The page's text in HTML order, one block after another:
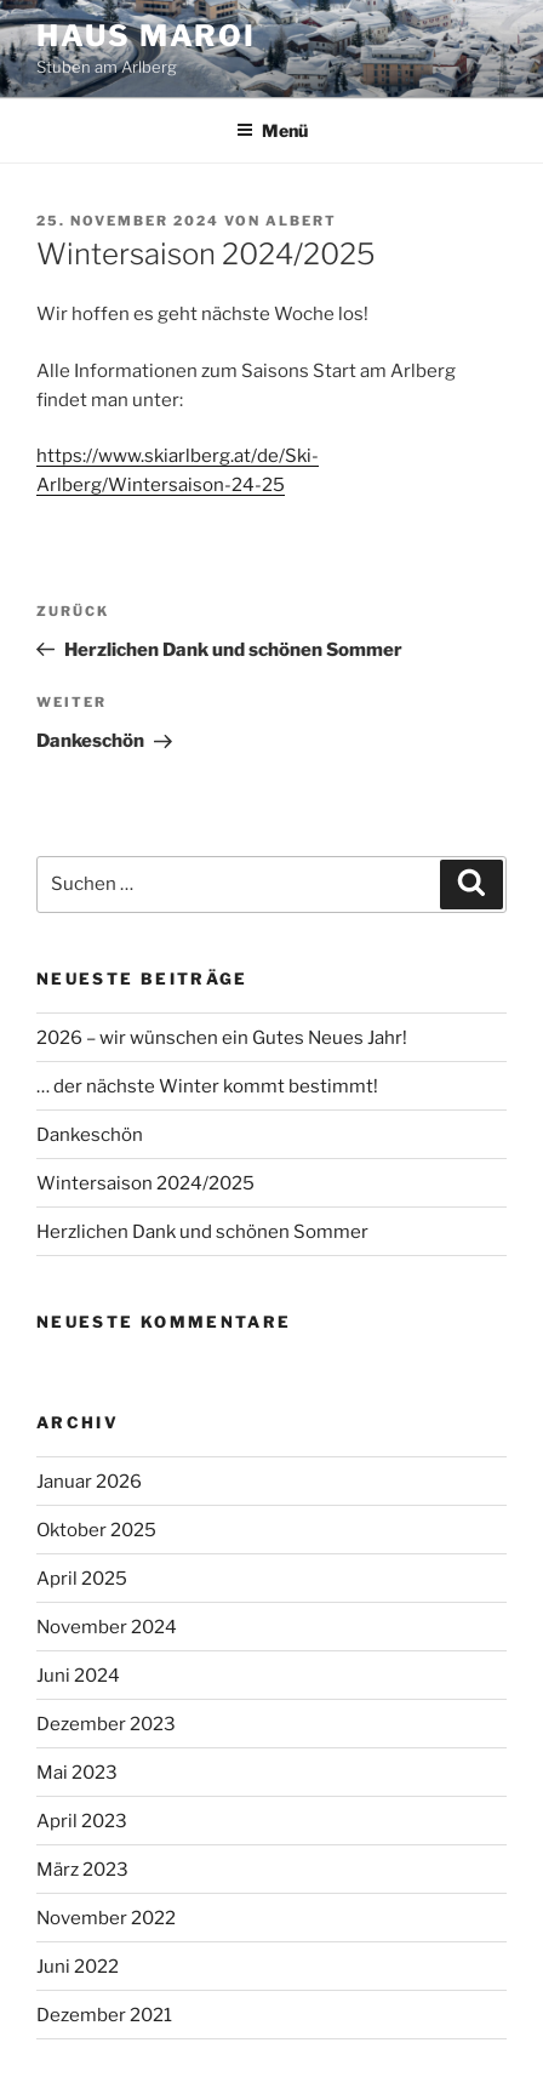
Zum
Inhalt
springen
HAUS MAROI
Stuben am Arlberg
Menü
VERÖFFENTLICHT
AM
25. NOVEMBER 2024 VON ALBERT
Wintersaison 2024/2025
Wir hoffen es geht nächste Woche los!
Alle Informationen zum Saisons Start am Arlberg
findet man unter:
https://www.skiarlberg.at/de/Ski-
Arlberg/Wintersaison-24-25
Beitragsnavigation
Vorheriger
Beitrag
ZURÜCK
Herzlichen Dank und schönen Sommer
Nächster
Beitrag
WEITER
Dankeschön
nach:
NEUESTE BEITRÄGE
2026 – wir wünschen ein Gutes Neues Jahr!
… der nächste Winter kommt bestimmt!
Dankeschön
Wintersaison 2024/2025
Herzlichen Dank und schönen Sommer
NEUESTE KOMMENTARE
ARCHIV
Januar 2026
Oktober 2025
April 2025
November 2024
Juni 2024
Dezember 2023
Mai 2023
April 2023
März 2023
November 2022
Juni 2022
Dezember 2021